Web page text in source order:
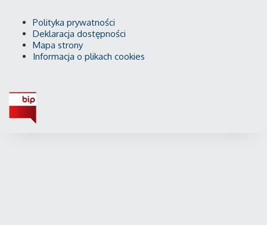
Polityka prywatności
Deklaracja dostępności
Mapa strony
Informacja o plikach cookies